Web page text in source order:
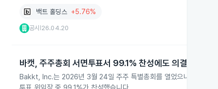
백트 홀딩스 +5.76%
공시 26.04.20
바캣, 주주총회 서면투표서 99.1% 찬성에도 의결 미달로
Bakkt, Inc.는 2026년 3월 24일 주주 특별총회를 열었으나 의결정